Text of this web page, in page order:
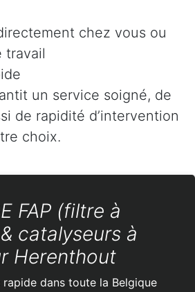
chez vous ou
travail
un service soigné, de
de rapidité d’intervention
choix.
FAP (filtre à
catalyseurs à
Herenthout
dans toute la Belgique